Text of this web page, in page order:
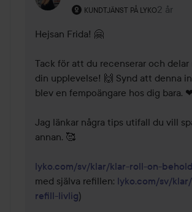
KUNDTJÄNST PÅ LYKO
Användarens roll: Kundtjänst
2 år
Hejsan Frida! 🤗
Tack för att du recenserar och delar
din upplevelse! 🙌 Synd att denna
blev en fempoängare hos dig bara.
Jag länkar några tips utifall du vill
annan. 🥰
lyko.com/sv/klar/klar-roll-on-
med själva refillen: lyko.com/sv/
refill-livlig)